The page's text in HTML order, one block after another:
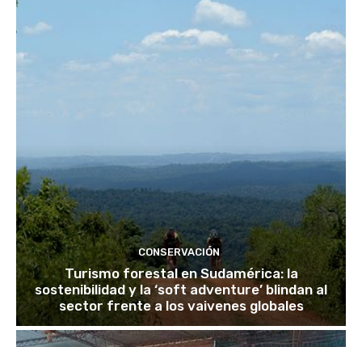
CONSERVACIÓN
Turismo forestal en Sudamérica: la
sostenibilidad y la ‘soft adventure’ blindan al
sector frente a los vaivenes globales